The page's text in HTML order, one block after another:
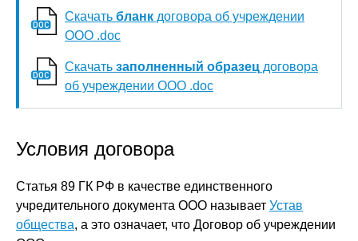
Скачать бланк договора об учреждении
ООО .doc
Скачать заполненный образец договора
об учреждении ООО .doc
Условия договора
Статья 89 ГК РФ в качестве единственного
учредительного документа ООО называет Устав
общества, а это означает, что Договор об учреждении